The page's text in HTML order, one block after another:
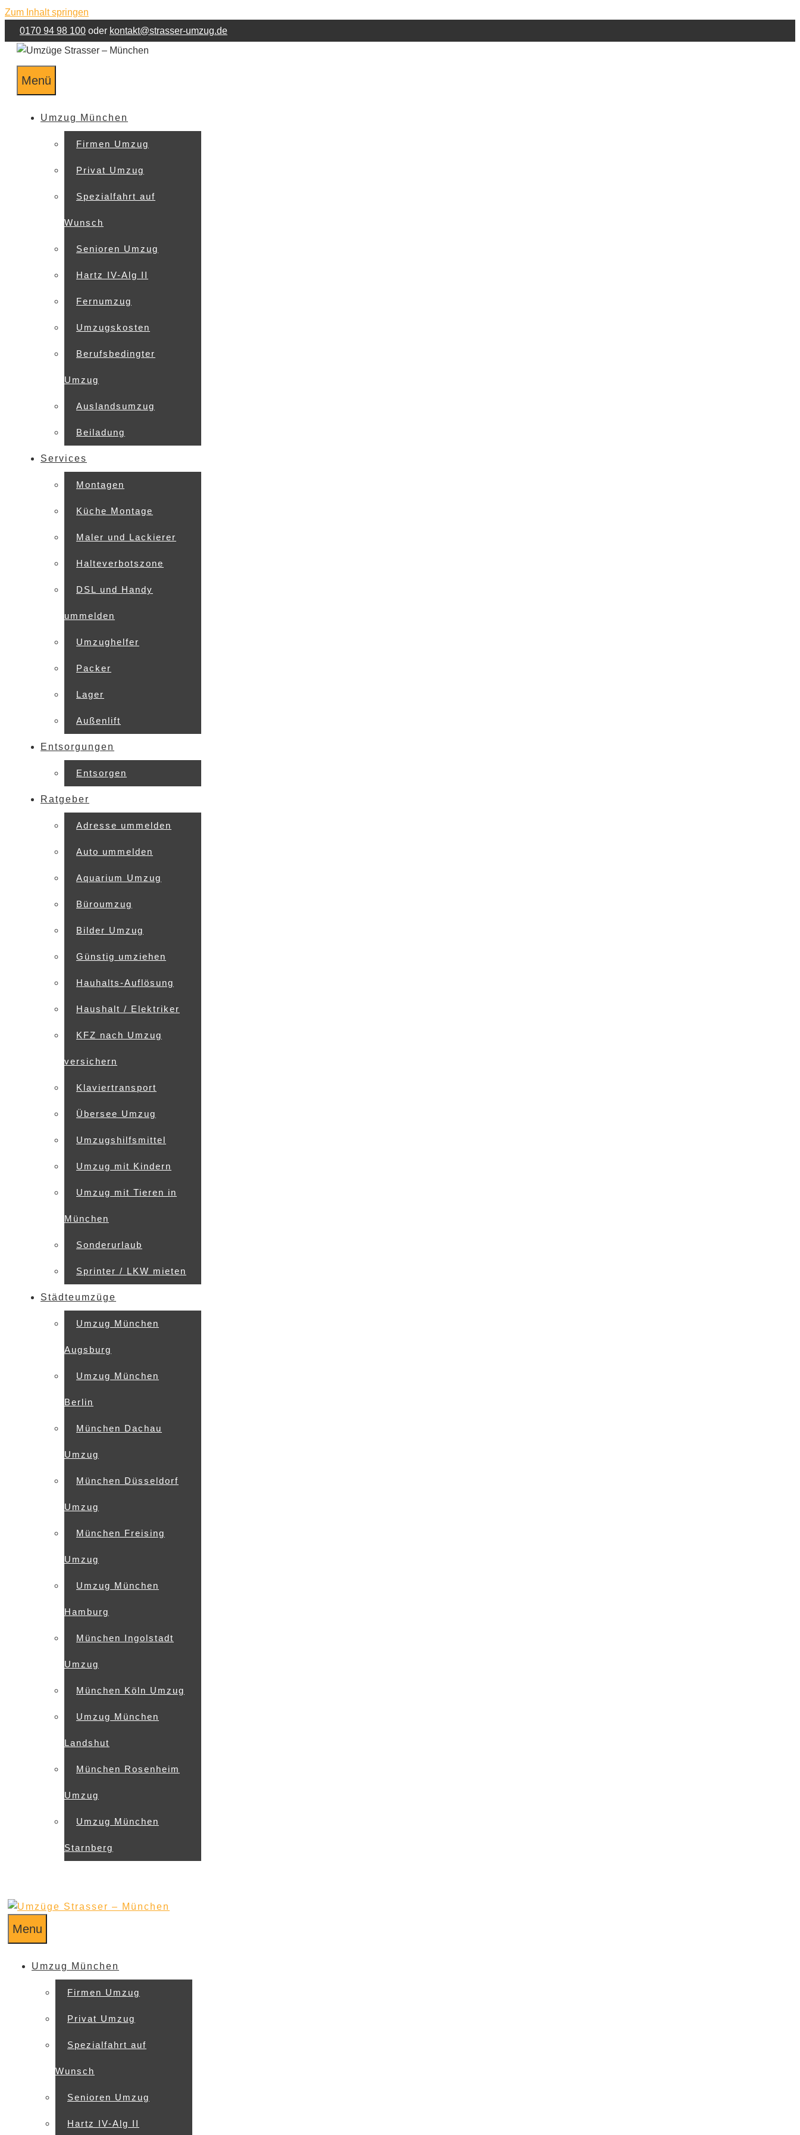
Zum Inhalt springen
0170 94 98 100 oder kontakt@strasser-umzug.de
Menü
Umzug München
Firmen Umzug
Privat Umzug
Spezialfahrt auf
Wunsch
Senioren Umzug
Hartz IV-Alg II
Fernumzug
Umzugskosten
Berufsbedingter
Umzug
Auslandsumzug
Beiladung
Services
Montagen
Küche Montage
Maler und Lackierer
Halteverbotszone
DSL und Handy
ummelden
Umzughelfer
Packer
Lager
Außenlift
Entsorgungen
Entsorgen
Ratgeber
Adresse ummelden
Auto ummelden
Aquarium Umzug
Büroumzug
Bilder Umzug
Günstig umziehen
Hauhalts-Auflösung
Haushalt / Elektriker
KFZ nach Umzug
versichern
Klaviertransport
Übersee Umzug
Umzugshilfsmittel
Umzug mit Kindern
Umzug mit Tieren in
München
Sonderurlaub
Sprinter / LKW mieten
Städteumzüge
Umzug München
Augsburg
Umzug München
Berlin
München Dachau
Umzug
München Düsseldorf
Umzug
München Freising
Umzug
Umzug München
Hamburg
München Ingolstadt
Umzug
München Köln Umzug
Umzug München
Landshut
München Rosenheim
Umzug
Umzug München
Starnberg
Menu
Umzug München
Firmen Umzug
Privat Umzug
Spezialfahrt auf
Wunsch
Senioren Umzug
Hartz IV-Alg II